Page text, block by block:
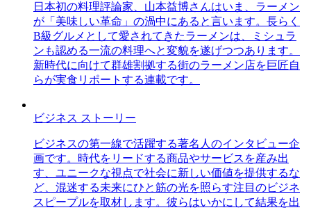
日本初の料理評論家、山本益博さんはいま、ラーメン
が「美味しい革命」の渦中にあると言います。長らく
B級グルメとして愛されてきたラーメンは、ミシュラ
ンも認める一流の料理へと変貌を遂げつつあります。
新時代に向けて群雄割拠する街のラーメン店を巨匠自
らが実食リポートする連載です。
ビジネス ストーリー
ビジネスの第一線で活躍する著名人のインタビュー企
画です。時代をリードする商品やサービスを産み出
す、ユニークな視点で社会に新しい価値を提供するな
ど、混迷する未来にひと筋の光を照らす注目のビジネ
スピープルを取材します。彼らはいかにして結果を出